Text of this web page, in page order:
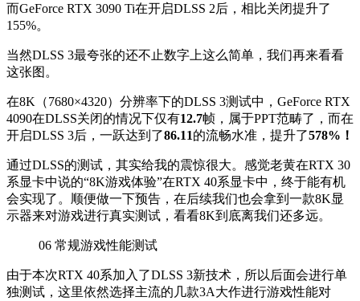
而GeForce RTX 3090 Ti在开启DLSS 2后，相比关闭提升了
155%。
当然DLSS 3最夸张的还不止数字上这么简单，我们再来看看
这张图。
在8K（7680×4320）分辨率下的DLSS 3测试中，GeForce RTX
4090在DLSS关闭的情况下仅有12.7帧，属于PPT范畴了，而在
开启DLSS 3后，一跃达到了86.11的流畅水准，提升了578%！
通过DLSS的测试，其实给我的震惊很大。感觉老黄在RTX 30
系显卡中说的“8K游戏体验”在RTX 40系显卡中，终于能有机
会实现了。顺便做一下预告，在后续我们也会拿到一款8K显
示器来对游戏进行真实测试，看看8K到底离我们还多远。
06 常规游戏性能测试
由于本次RTX 40系加入了DLSS 3新技术，所以后面会进行单
独测试，这里依然选择主流的几款3A大作进行游戏性能对